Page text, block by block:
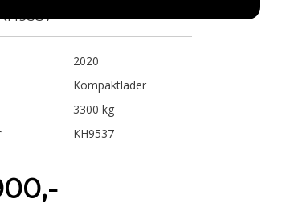
2020
Kompaktlader
3300 kg
KH9537